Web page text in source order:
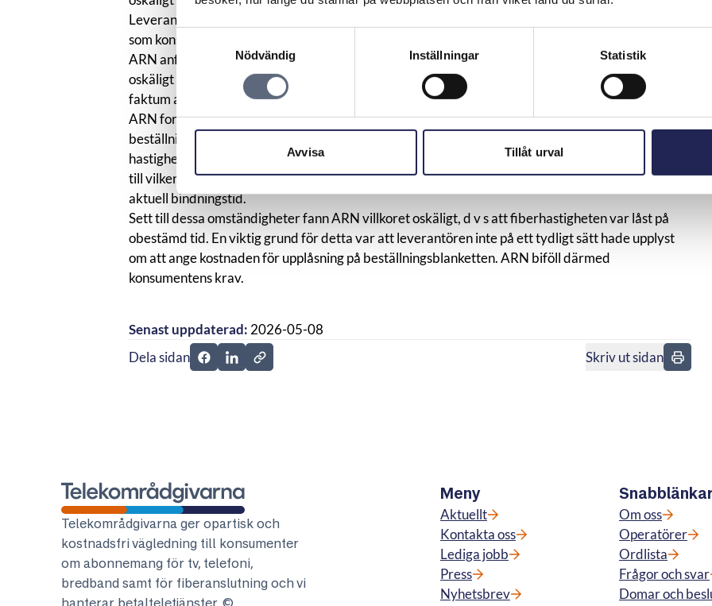
Samtyckesval
Nödvändig
Inställningar Statistik
Avvisa Tillåt urval
Leverantören motsatte sig kravet med hänvisning till avtalsvillkoren och den beställningsblankett
som konsumenten skrivit under där förutsättningarna framgick.
ARN anförde att ett avtalsvillkor kan jämkas eller lämnas utan avseende om det t ex kan anses
oskäligt till sitt innehåll. Hänsyn ska också tas till omständigheterna vid avtalets tillkomst samt det
faktum att konsumenten typiskt sett intar en underlägsen ställning i avtalsförhållandet.
ARN fortsatte med att konstatera att en bindingstid på 24 månader framgick av
beställningsblanketten. Längst ner på samma blankett angavs att fastigheten är låst till en viss
hastighet även efter det att bredbandstjänsten löpt ut men hur begränsningen kunde tas bort och
till vilken kostnad angavs inte. Inte heller i beställingsbekräftelsen fanns andra uppgifter än
aktuell bindningstid.
Sett till dessa omständigheter fann ARN villkoret oskäligt, d v s att fiberhastigheten var låst på
obestämd tid. En viktig grund för detta var att leverantören inte på ett tydligt sätt hade upplyst
om att ange kostnaden för upplåsning på beställningsblanketten. ARN biföll därmed
konsumentens krav.
Senast uppdaterad: 2026-05-08
Dela sidan
Dela sidan på Facebook
Dela sidan på Linkedin
Skriv ut sidan
Telekområdgivarna
Telekområdgivarna ger opartisk och
kostnadsfri vägledning till konsumenter
om abonnemang för tv, telefoni,
bredband samt för fiberanslutning och vi
hanterar betalteletjänster. ©
Meny
Aktuellt
Kontakta oss
Lediga jobb
Press
Nyhetsbrev
Om oss
Operatörer
Ordlista
Frågor och svar
Domar och